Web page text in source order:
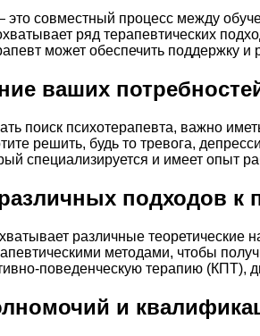
совместный процесс между
ряд терапевтических
может обеспечить поддержку
ваших
поиск психотерапевта, важно
решить, будь то тревога,
специализируется и имеет опыт
подходов к
различные
методами, чтобы
поведенческую терапию (КПТ),
и